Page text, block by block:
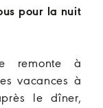
pour la nuit
remonte à
vacances à
le dîner,